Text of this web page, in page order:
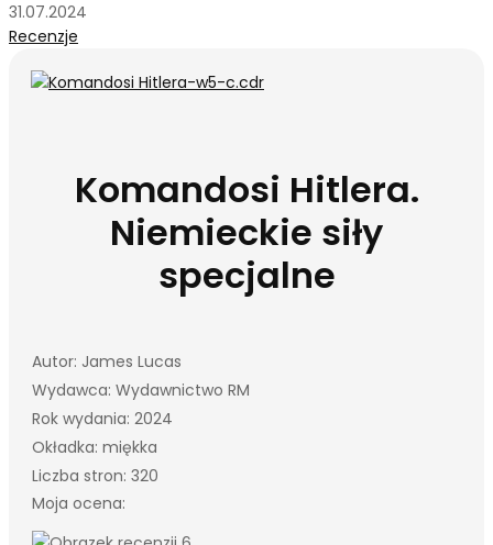
31.07.2024
Recenzje
Komandosi Hitlera.
Niemieckie siły
specjalne
Autor: James Lucas
Wydawca: Wydawnictwo RM
Rok wydania: 2024
Okładka: miękka
Liczba stron: 320
Moja ocena: